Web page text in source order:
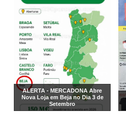
ALERTA - MERCADONA Abre
Nova Loja em Beja no Dia 3 de
Setembro